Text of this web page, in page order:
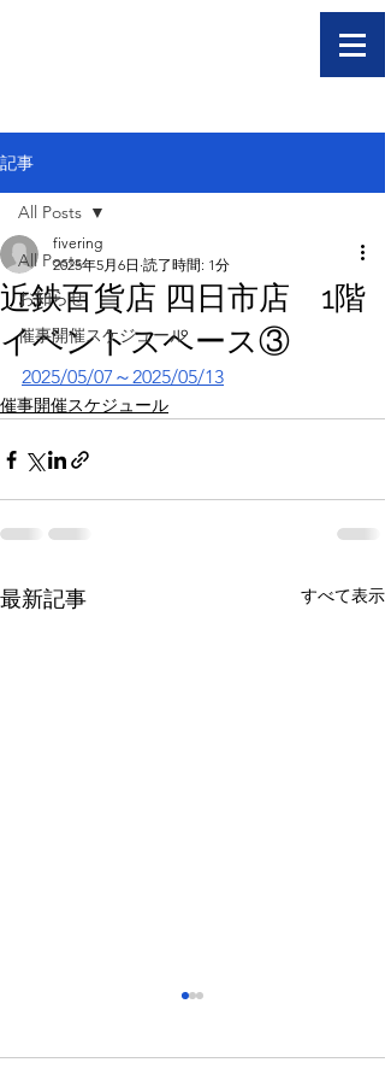
記事
All Posts
お知らせ
催事開催スケジュール
All Posts
近鉄百貨店 四日市店 1階
イベントスペース③
fivering
2025年5月6日 読了時間: 1分
2025/05/07～2025/05/13
催事開催スケジュール
最新記事 すべて表示